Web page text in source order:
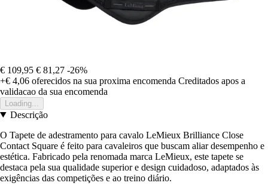
€ 109,95 € 81,27 -26%
+€ 4,06 oferecidos na sua proxima encomenda Creditados apos a
validacao da sua encomenda
Loading...
Descrição
O Tapete de adestramento para cavalo LeMieux Brilliance Close
Contact Square é feito para cavaleiros que buscam aliar desempenho e
estética. Fabricado pela renomada marca LeMieux, este tapete se
destaca pela sua qualidade superior e design cuidadoso, adaptados às
exigências das competições e ao treino diário.